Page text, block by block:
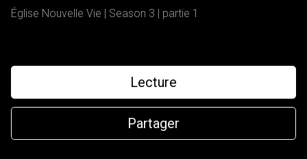
Église Nouvelle Vie | Season 3 | partie 1
Lecture
Partager